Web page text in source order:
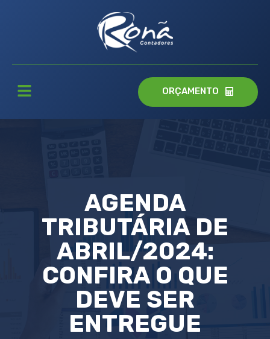
ORÇAMENTO
AGENDA
TRIBUTÁRIA DE
ABRIL/2024:
CONFIRA O QUE
DEVE SER
ENTREGUE